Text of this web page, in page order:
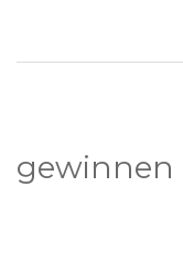
gewinnen